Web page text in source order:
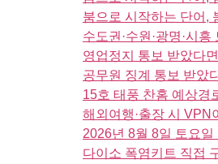
붐으로 시작하는 단어,
수도권·수원·광명·시
영업정지 통보 받았다
공무원 징계 통보 받았
15호 태풍 찬홈 예상경
해외여행·출장 시 VPN
2026년 8월 8일 토요일
다이소 폭염키트 직접